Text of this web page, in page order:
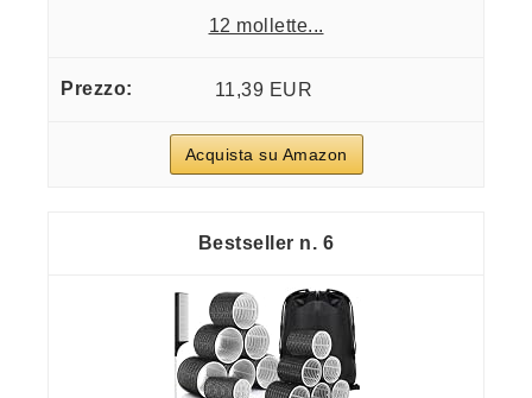
12 mollette...
11,39 EUR
Acquista su Amazon
6